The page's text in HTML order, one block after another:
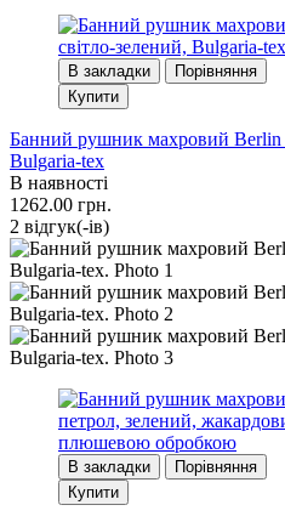
В закладки
Порівняння
Купити
Банний рушник махровий Berlin
Bulgaria-tex
В наявності
1262.00 грн.
2 вiдгук(-iв)
В закладки
Порівняння
Купити